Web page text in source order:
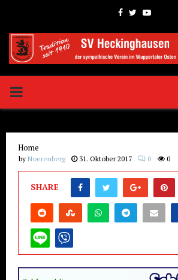
Facebook
TwitterYoutube
PRIMARY
Home
by Noerenberg 31. Oktober 2017 0 0
SHARE